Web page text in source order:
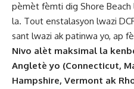
pèmèt fèmti dig Shore
la. Tout enstalasyon lwazi
sant lwazi ak patinwa yo, ap
Nivo alèt maksimal la
Angletè yo (Connecticut,
Hampshire, Vermont ak